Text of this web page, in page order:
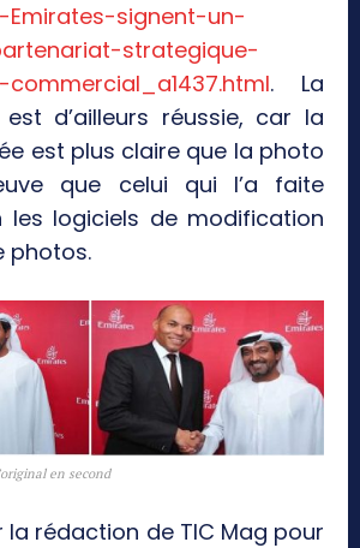
Emirates-signent-un-
strategique-
. La
d’ailleurs réussie, car la
est plus claire que la photo
que celui qui l’a faite
les logiciels de modification
photos.
en second
rédaction de TIC Mag pour